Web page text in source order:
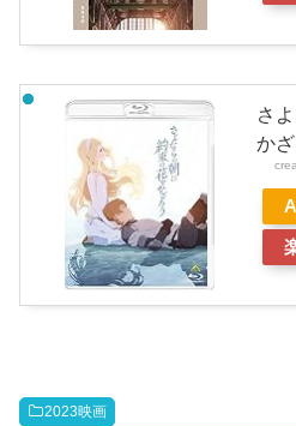
さ
か
2023映画